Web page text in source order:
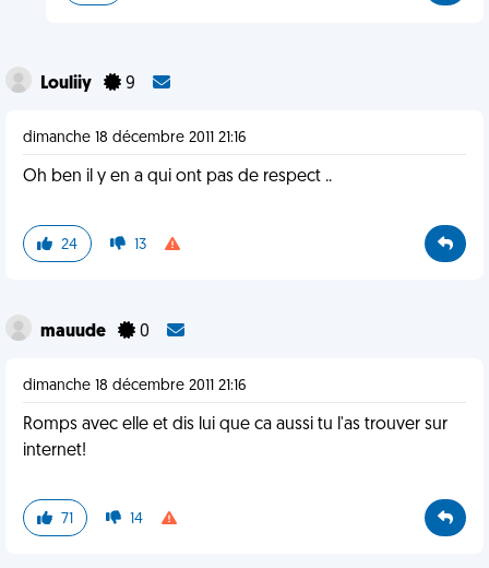
Louliiy 9
dimanche 18 décembre 2011 21:16
Oh ben il y en a qui ont pas de respect ..
24 13
mauude 0
dimanche 18 décembre 2011 21:16
Romps avec elle et dis lui que ca aussi tu l'as trouver sur
internet!
71 14